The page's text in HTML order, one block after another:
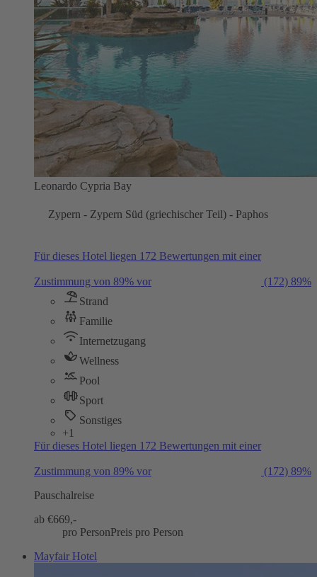
Leonardo Cypria Bay
Zypern - Zypern Süd (griechischer Teil) - Paphos
Für dieses Hotel liegen 172 Bewertungen mit einer
Zustimmung von 89% vor (172) 89%
Strand
Familie
Internetzugang
Wellness
Pool
Sport
Sonstiges
+1
Für dieses Hotel liegen 172 Bewertungen mit einer
Zustimmung von 89% vor (172) 89%
Pauschalreise
ab €669,-
pro PersonPreis pro Person
Mayfair Hotel